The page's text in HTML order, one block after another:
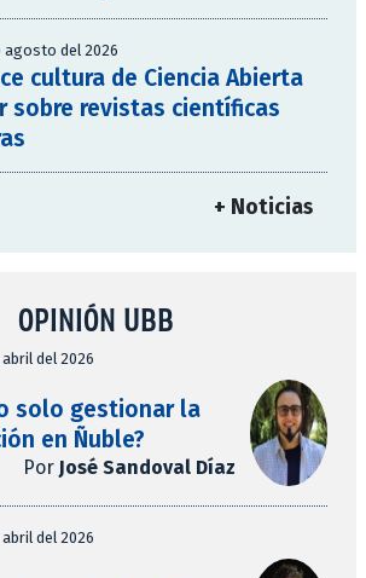
agosto del 2026
cultura de Ciencia Abierta
sobre revistas científicas
+ Noticias
OPINIÓN UBB
del 2026
solo gestionar la
en Ñuble?
Por José Sandoval Díaz
del 2026